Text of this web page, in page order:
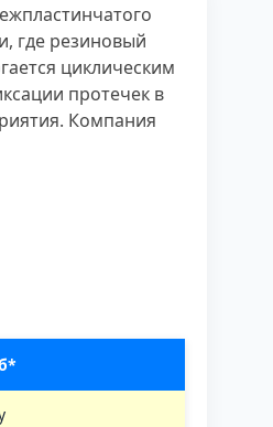
где резиновый
циклическим
протечек в
Компания